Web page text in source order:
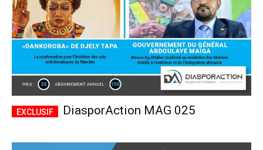
DiasporAction MAG 025